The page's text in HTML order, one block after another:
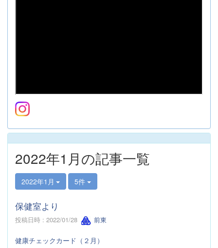
2022年1月の記事一覧
2022年1月 5件
保健室より
投稿日時 : 2022/01/28 前東
健康チェックカード（２月）